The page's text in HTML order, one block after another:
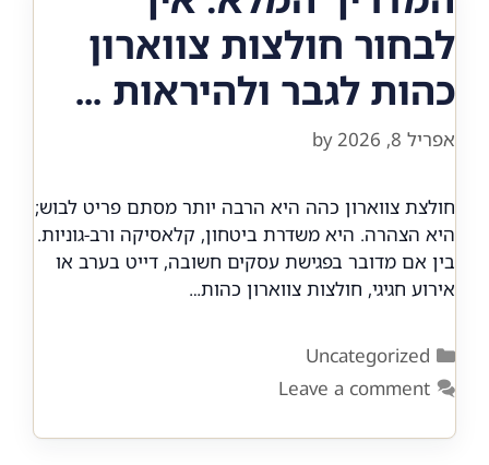
לבחור חולצות צווארון
כהות לגבר ולהיראות …
אפריל 8, 2026 by
חולצת צווארון כהה היא הרבה יותר מסתם פריט לבוש;
היא הצהרה. היא משדרת ביטחון, קלאסיקה ורב-גוניות.
בין אם מדובר בפגישת עסקים חשובה, דייט בערב או
אירוע חגיגי, חולצות צווארון כהות…
Categories
Uncategorized
Leave a comment